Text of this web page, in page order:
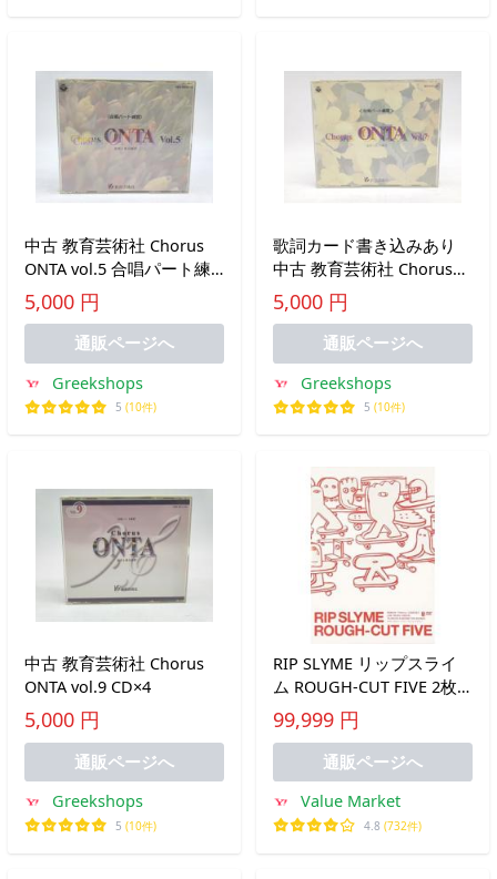
中古 教育芸術社 Chorus
ONTA vol.5 合唱パート練
習 通奏と部分練習 CD×4
5,000 円
通販ページへ
Greekshops
5 (10件)
歌詞カード書き込みあり
中古 教育芸術社 Chorus
ONTA vol.7 CD×4
5,000 円
通販ページへ
Greekshops
5 (10件)
中古 教育芸術社 Chorus
ONTA vol.9 CD×4
5,000 円
通販ページへ
Greekshops
5 (10件)
RIP SLYME リップスライ
ム ROUGH-CUT FIVE 2枚
組▽レンタル用 中古 DVD
99,999 円
通販ページへ
Value Market
4.8 (732件)